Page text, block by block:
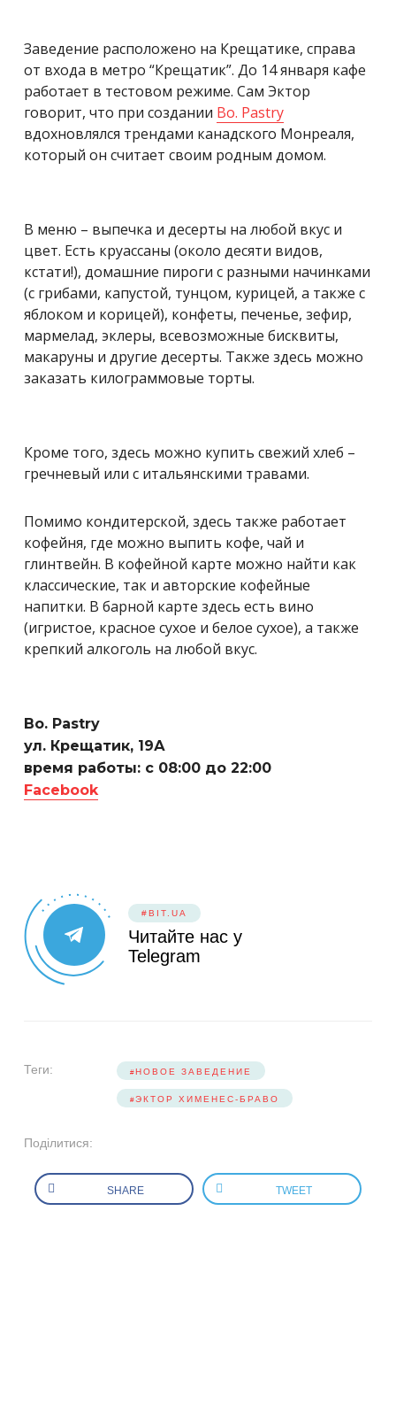
Заведение расположено на Крещатике, справа
от входа в метро “Крещатик”. До 14 января кафе
работает в тестовом режиме. Сам Эктор
говорит, что при создании Bo. Pastry
вдохновлялся трендами канадского Монреаля,
который он считает своим родным домом.
В меню – выпечка и десерты на любой вкус и
цвет. Есть круассаны (около десяти видов,
кстати!), домашние пироги с разными начинками
(с грибами, капустой, тунцом, курицей, а также с
яблоком и корицей), конфеты, печенье, зефир,
мармелад, эклеры, всевозможные бисквиты,
макаруны и другие десерты. Также здесь можно
заказать килограммовые торты.
Кроме того, здесь можно купить свежий хлеб –
гречневый или с итальянскими травами.
Помимо кондитерской, здесь также работает
кофейня, где можно выпить кофе, чай и
глинтвейн. В кофейной карте можно найти как
классические, так и авторские кофейные
напитки. В барной карте здесь есть вино
(игристое, красное сухое и белое сухое), а также
крепкий алкоголь на любой вкус.
Bo. Pastry
ул. Крещатик, 19А
время работы: с 08:00 до 22:00
Facebook
#BIT.UA
Читайте нас у
Telegram
Теги: НОВОЕ ЗАВЕДЕНИЕ
ЭКТОР ХИМЕНЕС-БРАВО
Поділитися:
SHARE TWEET